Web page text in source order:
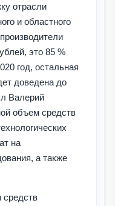
отрасли
и областного
это 85 %
год, остальная
доведена до
Валерий
объем средств
на
а также
средств